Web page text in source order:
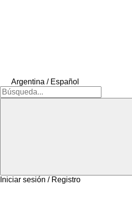
Argentina / Español
Iniciar sesión / Registro